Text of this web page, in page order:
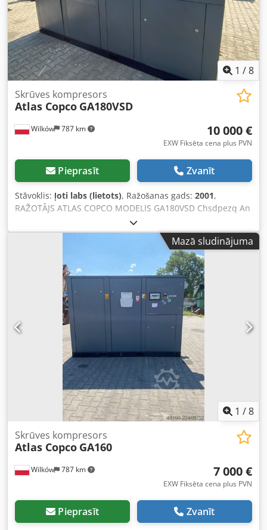
1 /8
Wilków 787 km
Skrūves kompresors
Atlas Copco GA180VSD
10 000 €
EXW Fiksēta cena plus PVN
Pieprasīt Zvanīt
Stāvoklis: ļoti labs (lietots), Ražošanas gads: 2001,
RAŽOTĀJS ATLAS COPCO MODELIS GA180VSD Chsdpezq An
Njfx Ap Eja SĒRIJAS NR. AIF072891 RAŽOŠANAS GADS 2001
JAUDA (kW) 181 RAŽĪBA (m3/min) PIEDZIŅAS SPIEDIENS
(bar) 12.50 DARBA LAIKS (STUNDAS/KOPĒJAIS) 85719
FREKVENČU PĀRVEIDOTĀJS jā IEBŪVĒTS ŽĶĪVĒTĀJS nē
SILUMMAIŅATĀJS nē DZESĒŠANA (GAISA/ŪDENS) gaiss UZ
UZGLABĀTĀJAS nē DOKUMENTĀCIJA nē PIEVIENOJUMS 2
1/2 JAUNS/LIETOTS LIETOTS
Mazā sludinājuma
1 /8
Wilków 787 km
Skrūves kompresors
Atlas Copco GA160
7 000 €
EXW Fiksēta cena plus PVN
Pieprasīt Zvanīt